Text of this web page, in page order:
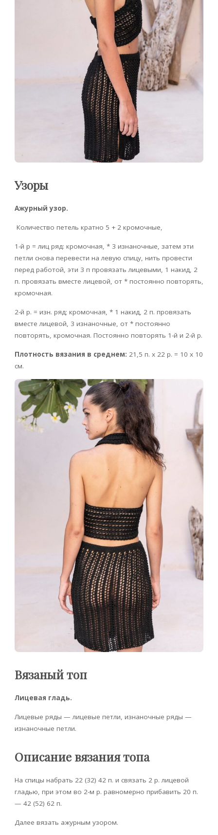
Узоры
Ажурный узор.
Количество петель кратно 5 + 2 кромочные,
1-й р = лиц ряд: кромочная, * 3 изнаночные, затем эти
петли снова перевести на левую спицу, нить провести
перед работой, эти 3 п провязать лицевыми, 1 накид, 2
п. провязать вместе лицевой, от * постоянно повторять,
кромочная.
2-й р. = изн. ряд; кромочная, * 1 накид, 2 п. провязать
вместе лицевой, 3 изнаночные, от * постоянно
повторять, кромочная. Постоянно повторять 1-й и 2-й р.
Плотность вязания в среднем: 21,5 п. х 22 р. = 10 х 10
см.
Вязаный топ
Лицевая гладь.
Лицевые ряды — лицевые петли, изнаночные ряды —
изнаночные петли.
Описание вязания топа
На спицы набрать 22 (32) 42 п. и связать 2 р. лицевой
гладью, при этом во 2-м р. равномерно прибавить 20 п.
— 42 (52) 62 п.
Далее вязать ажурным узором.